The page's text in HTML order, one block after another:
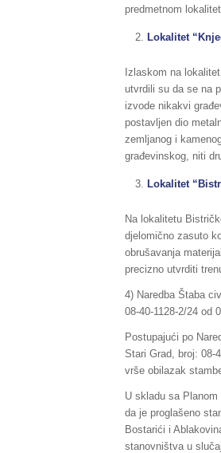
predmetnom
Lokalitet
Izlaskom na
utvrdili su da se na
izvode nikakvi
postavljen dio
zemljanog i
građevinskog, niti
Lokalitet
Na lokalitetu
djelomično zasuto
obrušavanja
precizno utvrditi
4) Naredba Štaba
08-40-1128-2/24 od
Postupajući po
Stari Grad, broj: 08-
vrše obilazak
U skladu sa
da je proglašeno
Bostarići i
stanovništva u